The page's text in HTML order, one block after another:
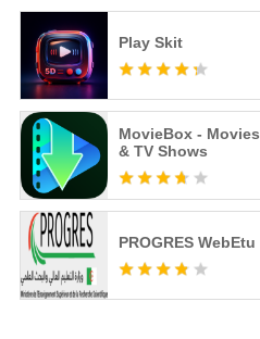
Play Skit
MovieBox - Movies
& TV Shows
PROGRES WebEtu